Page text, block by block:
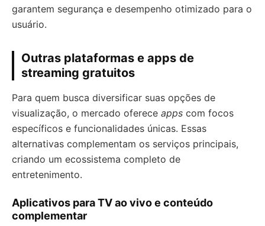
garantem segurança e desempenho otimizado para o
usuário.
Outras plataformas e apps de
streaming gratuitos
Para quem busca diversificar suas opções de
visualização, o mercado oferece apps com focos
específicos e funcionalidades únicas. Essas
alternativas complementam os serviços principais,
criando um ecossistema completo de
entretenimento.
Aplicativos para TV ao vivo e conteúdo
complementar